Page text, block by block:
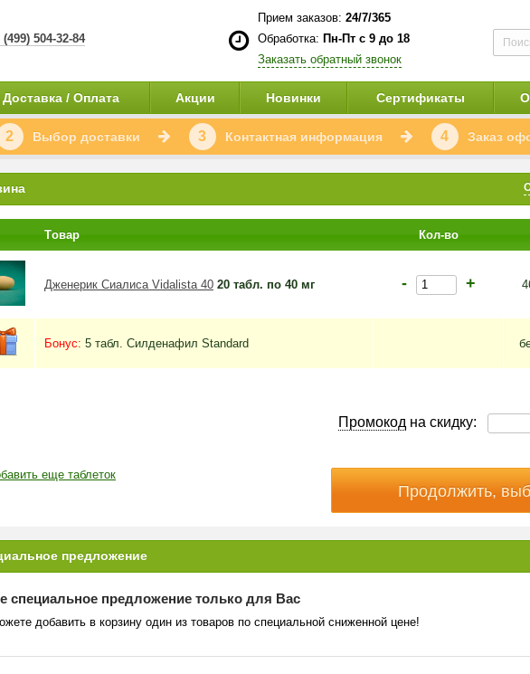
(499) 504-32-84
Прием заказов: 24/7/365
Обработка: Пн-Пт с 9 до 18
Заказать обратный звонок
Доставка / Оплата Акции Новинки Сертификаты
2 Выбор доставки 3 Контактная информация 4 Заказ
Tовар Кол-во
Дженерик Сиалиса Vidalista 40 20 табл. по 40 мг - +
Бонус: 5 табл. Силденафил Standard
Промокод на скидку:
еще таблеток
предложение
специальное предложение только для Вас
добавить в корзину один из товаров по специальной сниженной цене!